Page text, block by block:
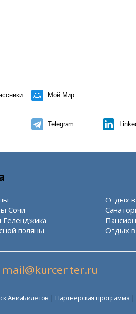
Мой Мир
Telegram
Сочи
Геленджика
поляны
Отдых
Отдых
mail@kurcenter.ru
АвиаБилетов | Партнерская программа |